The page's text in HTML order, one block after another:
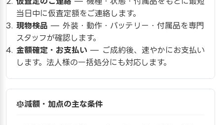
当日中に仮査定額をご連絡します。
現物検品 — 外装・動作・バッテリー・付属品を専門
スタッフが確認します。
金額確定・お支払い — ご成約後、速やかにお支払い
します。法人様の一括処分にも対応します。
減額・加点の主な条件